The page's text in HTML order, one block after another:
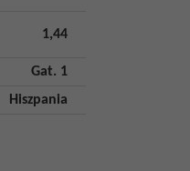
1,44
Gat. 1
Hiszpania